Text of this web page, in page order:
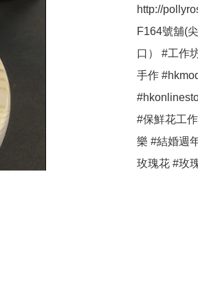
http://
F164號舖(
口） #工作
手作
#保鮮花工
樂 #結婚週
玫瑰花 #玫